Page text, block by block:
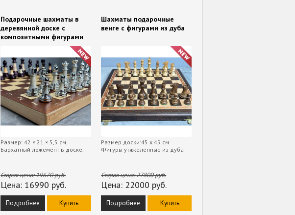
Подарочные шахматы в
деревянной доске с
композитными фигурами
Размер: 42 × 21 × 5,5 см.
Бархатный ложемент в доске.
Старая цена:19670руб.
Цена: 16990 руб.
Подробнее Купить
Шахматы подарочные
венге с фигурами из дуба
Размер доски:45 х 45 см
Фигуры утяжеленные из дуба
Старая цена:27800руб.
Цена: 22000 руб.
Подробнее Купить